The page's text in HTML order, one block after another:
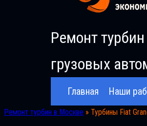
Ремонт
грузовых
Главная Наши
Ремонт турбин в Москве » Турбины Fiat